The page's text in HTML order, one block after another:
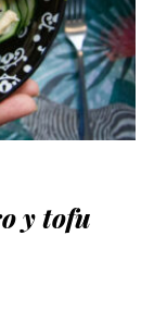
y tofu